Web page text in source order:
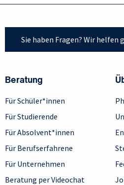
Sie haben Fragen? Wir helfen
Beratung
Für Schüler*innen
Für Studierende
Für Absolvent*innen
Für Berufserfahrene
Für Unternehmen
Beratung per Videochat